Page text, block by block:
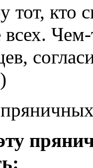
тот, кто
Чем-